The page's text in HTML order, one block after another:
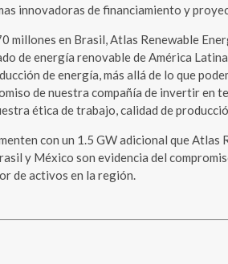
innovadoras de financiamiento y
millones en Brasil, Atlas Renewable
de energía renovable de América
de energía, más allá de lo que
de nuestra compañía de invertir
ética de trabajo, calidad de
con un 1.5 GW adicional que
y México son evidencia del
de activos en la región.